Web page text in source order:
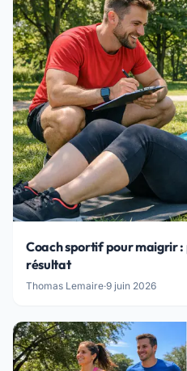
Coach sportif pour maigrir :
résultat
Thomas Lemaire·9 juin 2026